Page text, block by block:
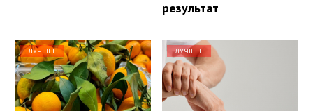
результат
ЛУЧШЕЕ ЛУЧШЕЕ